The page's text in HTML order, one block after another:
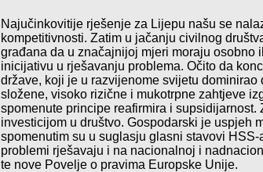
Najučinkovitije rješenje za Lijepu našu se
kompetitivnosti. Zatim u jačanju civilnog druš
građana da u značajnijoj mjeri moraju osobno
inicijativu u rješavanju problema. Očito da
države, koji je u razvijenome svijetu dominirao
složene, visoko rizične i mukotrpne zahtjeve
spomenute principe reafirmira i supsidijarnost.
investicijom u društvo. Gospodarski je uspjeh
spomenutim su u suglasju glasni stavovi
problemi rješavaju i na nacionalnoj i
te nove Povelje o pravima Europske Unije.